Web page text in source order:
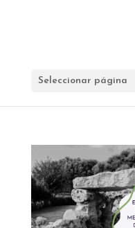
Seleccionar página